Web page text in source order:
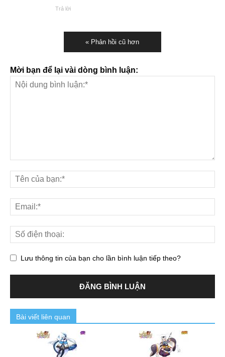
Trả lời
« Phản hồi cũ hơn
Mời bạn để lại vài dòng bình luận:
Lưu thông tin của bạn cho lần bình luận tiếp theo?
Bài viết liên quan